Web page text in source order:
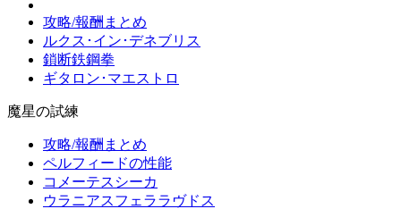
攻略/報酬まとめ
ルクス･イン･デネブリス
鎖断鉄鋼拳
ギタロン･マエストロ
魔星の試練
攻略/報酬まとめ
ペルフィードの性能
コメーテスシーカ
ウラニアスフェララヴドス